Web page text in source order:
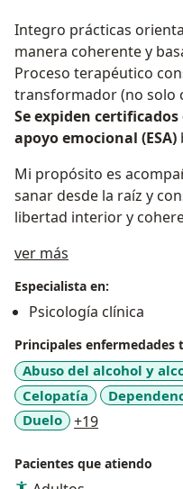
Integro prácticas
manera coherente y
Proceso terapéutico
transformador (no solo
Se expiden
apoyo emocional (ESA)
Mi propósito es
sanar desde la raíz y
libertad interior y
ver más
Especialista en:
Psicología clínica
Principales enfermedades
Abuso del alcohol y
Celopatía
Duelo
+19
Pacientes que atiendo